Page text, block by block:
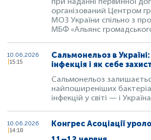
при наданні первинної
організований Центром
МОЗ України спільно з
МБФ «Альянс
10.06.2026
15:15
Сальмонельоз в
інфекція і як себе
Сальмонельоз
найпоширеніших
інфекцій у світі — і
10.06.2026
14:18
Конгрес Асоціації